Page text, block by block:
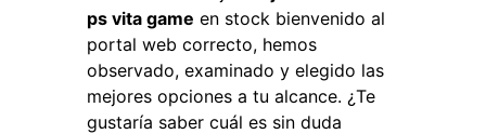
ps vita game en stock bienvenido al
portal web correcto, hemos
observado, examinado y elegido las
mejores opciones a tu alcance. ¿Te
gustaría saber cuál es sin duda